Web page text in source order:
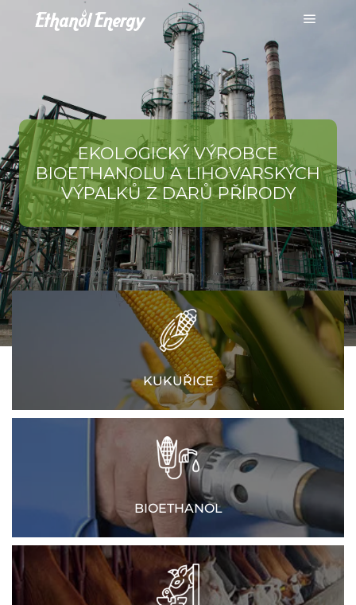
EKOLOGICKÝ VÝROBCE
BIOETHANOLU A LIHOVARSKÝCH
VÝPALKŮ Z DARŮ PŘÍRODY
EKOLOGICKÝ VÝROBCE
BIOETHANOLU A LIHOVARSKÝCH
VÝPALKŮ Z DARŮ PŘÍRODY
KUKUŘICE
BIOETHANOL